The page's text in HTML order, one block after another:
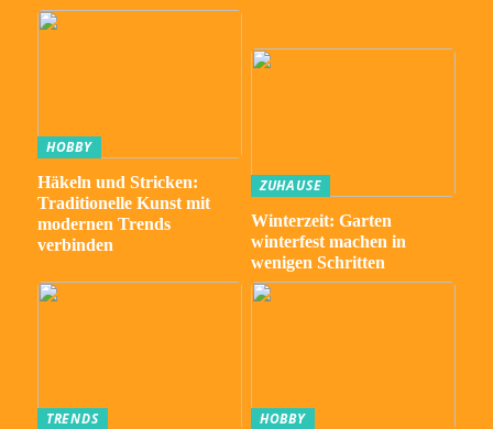
HOBBY
Häkeln und Stricken:
Traditionelle Kunst mit
modernen Trends
verbinden
ZUHAUSE
Winterzeit: Garten
winterfest machen in
wenigen Schritten
TRENDS
HOBBY